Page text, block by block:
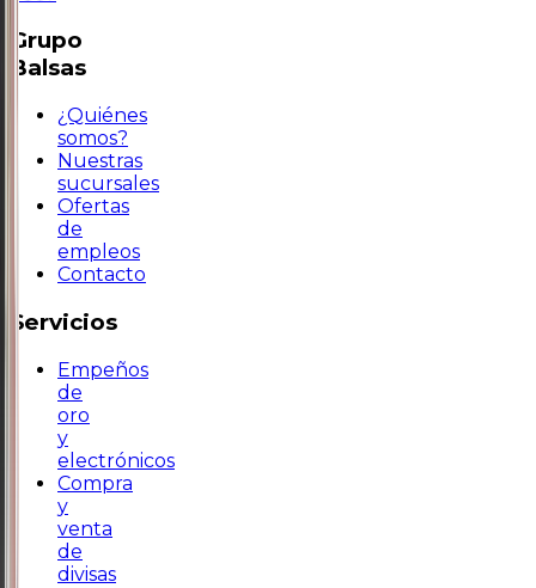
Grupo
Balsas
¿Quiénes
somos?
Nuestras
sucursales
Ofertas
de
empleos
Contacto
Servicios
Empeños
de
oro
y
electrónicos
Compra
y
venta
de
divisas